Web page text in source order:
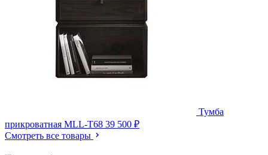
Тумба
прикроватная MLL-T68 39 500 ₽
Смотреть все товары